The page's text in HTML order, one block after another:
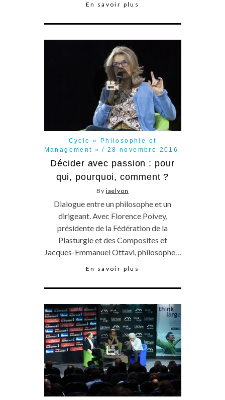
En savoir plus
Cycle « Philosophie et
Management »
28 novembre 2016
Décider avec passion : pour
qui, pourquoi, comment ?
By iaelyon
Dialogue entre un philosophe et un
dirigeant. Avec Florence Poivey,
présidente de la Fédération de la
Plasturgie et des Composites et
Jacques-Emmanuel Ottavi, philosophe…
En savoir plus